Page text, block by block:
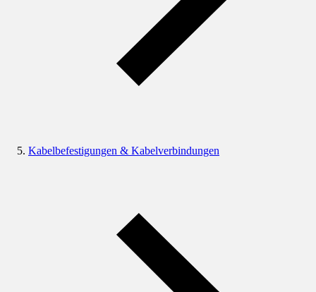
Kabelbefestigungen & Kabelverbindungen